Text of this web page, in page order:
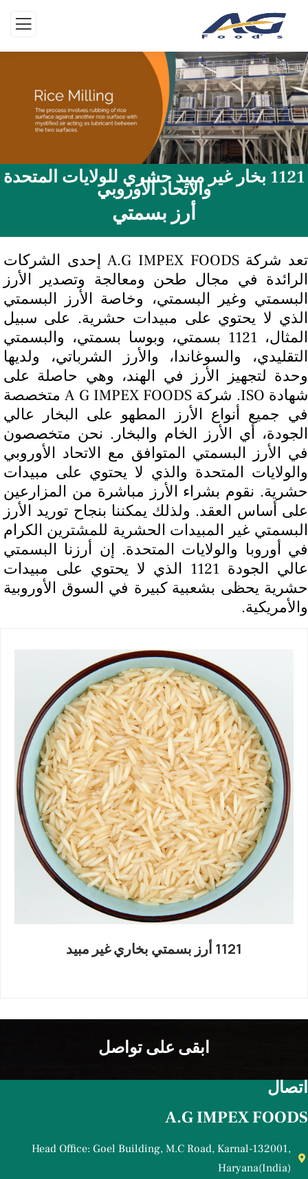
1121 بخار غير مبيد حشري للولايات المتحدة
والاتحاد الأوروبي
أرز بسمتي
تعد شركة A.G IMPEX FOODS إحدى الشركات
الرائدة في مجال طحن ومعالجة وتصدير الأرز
البسمتي وغير البسمتي، وخاصة الأرز البسمتي
الذي لا يحتوي على مبيدات حشرية. على سبيل
المثال، 1121 بسمتي، وبوسا بسمتي، والبسمتي
التقليدي، والسوغاندا، والأرز الشرباتي، ولديها
وحدة لتجهيز الأرز في الهند، وهي حاصلة على
شهادة ISO. شركة A G IMPEX FOODS متخصصة
في جميع أنواع الأرز المطهو على البخار عالي
الجودة، أي الأرز الخام والبخار. نحن متخصصون
في الأرز البسمتي المتوافق مع الاتحاد الأوروبي
والولايات المتحدة والذي لا يحتوي على مبيدات
حشرية. نقوم بشراء الأرز مباشرة من المزارعين
على أساس العقد. ولذلك يمكننا بنجاح توريد الأرز
البسمتي غير المبيدات الحشرية للمشترين الكرام
في أوروبا والولايات المتحدة. إن أرزنا البسمتي
عالي الجودة 1121 الذي لا يحتوي على مبيدات
حشرية يحظى بشعبية كبيرة في السوق الأوروبية
والأمريكية.
1121 أرز بسمتي بخاري غير مبيد
ابقى على تواصل
اتصال
A.G IMPEX FOODS
Head Office: Goel Building, M.C Road, Karnal-132001,
Haryana(India)